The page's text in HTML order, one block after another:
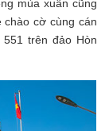
mùa xuân cũng
cờ cùng cán
trên đảo Hòn